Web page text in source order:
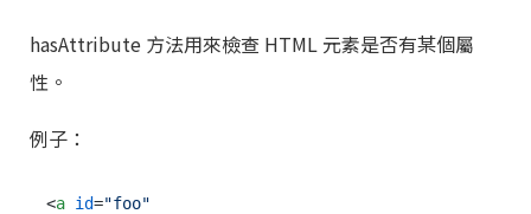
hasAttribute 方法用來檢查 HTML 元素是否有某個屬
性。
例子：
<a id="foo"